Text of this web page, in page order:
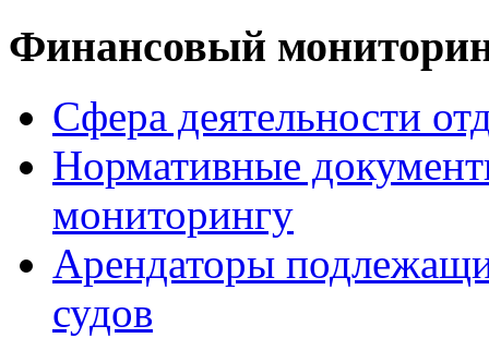
Финансовый
Сфера деятельности
Нормативные
мониторингу
Арендаторы
судов